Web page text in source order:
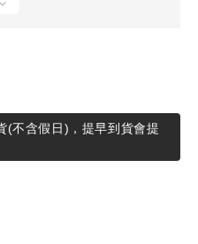
(不含假日)，提早到貨會提